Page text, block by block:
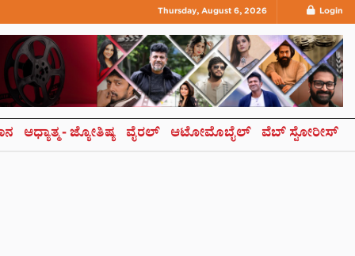
Thursday, August 6, 2026 Login
ಆಧ್ಯಾತ್ಮ- ಜ್ಯೋತಿಷ್ಯ ವೈರಲ್ ಆಟೋಮೊಬೈಲ್ ವೆಬ್ ಸ್ಟೋರೀಸ್